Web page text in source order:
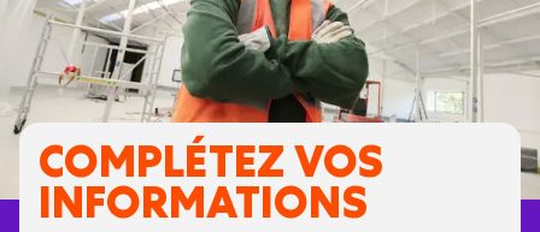
COMPLÉTEZ VOS
INFORMATIONS